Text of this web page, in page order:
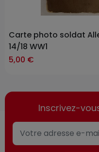
items
Carte photo soldat
14/18 WW1
5,00 €
Inscrivez-